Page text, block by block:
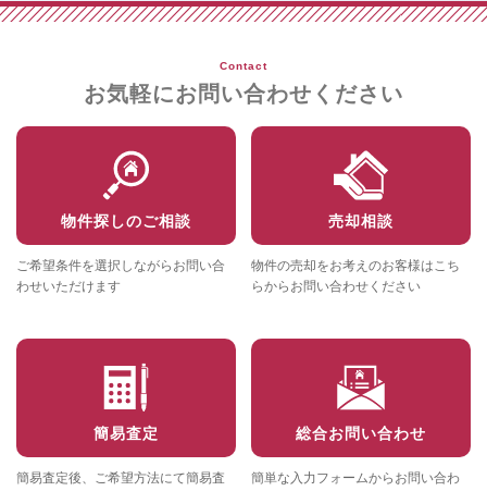
Contact
お気軽にお問い合わせください
物件探しのご相談
ご希望条件を選択しながらお問い合
わせいただけます
売却相談
物件の売却をお考えのお客様はこち
らからお問い合わせください
簡易査定
簡易査定後、ご希望方法にて簡易査
総合お問い合わせ
簡単な入力フォームからお問い合わ